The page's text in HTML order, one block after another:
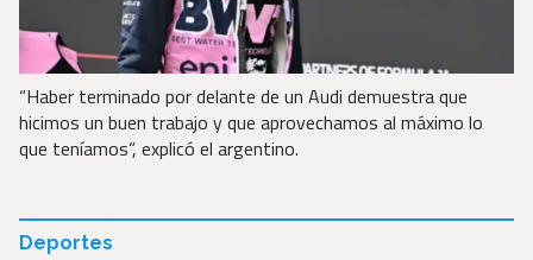
“Haber terminado por delante de un Audi demuestra que
hicimos un buen trabajo y que aprovechamos al máximo lo
que teníamos”, explicó el argentino.
Deportes